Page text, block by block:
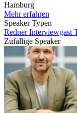
Hamburg
Mehr erfahren
Speaker Typen
RednerInterviewgast
Zufällige Speaker